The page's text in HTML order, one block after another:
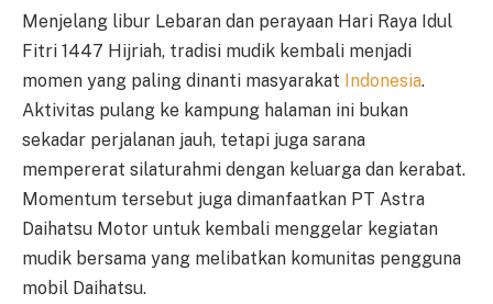
Menjelang libur Lebaran dan perayaan Hari Raya Idul
Fitri 1447 Hijriah, tradisi mudik kembali menjadi
momen yang paling dinanti masyarakat Indonesia.
Aktivitas pulang ke kampung halaman ini bukan
sekadar perjalanan jauh, tetapi juga sarana
mempererat silaturahmi dengan keluarga dan kerabat.
Momentum tersebut juga dimanfaatkan PT Astra
Daihatsu Motor untuk kembali menggelar kegiatan
mudik bersama yang melibatkan komunitas pengguna
mobil Daihatsu.